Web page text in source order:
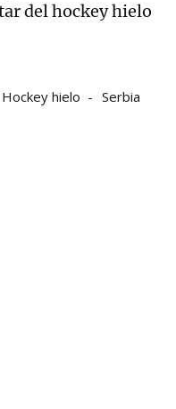
del hockey hielo
Hockey hielo Serbia